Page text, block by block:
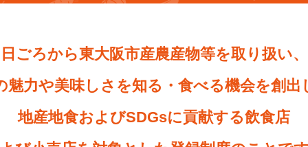
日ごろから東大阪市産農産物等を取り扱い、
魅力や美味しさを知る・食べる機会を創出
地産地食およびSDGsに貢献する飲食店